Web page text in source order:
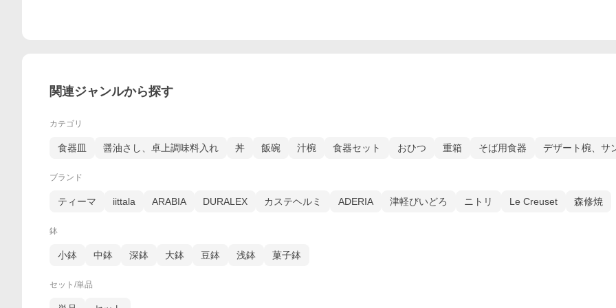
関連ジャンルから探す
カテゴリ
食器皿 醤油さし、卓上調味料入れ 丼 飯碗 汁椀 食器セット おひつ 重箱 そば用食器 デザート椀、サ
ブランド
ティーマ iittala ARABIA DURALEX カステヘルミ ADERIA 津軽びいどろ ニトリ Le Creuset 森修焼
鉢
小鉢 中鉢 深鉢 大鉢 豆鉢 浅鉢 菓子鉢
セット/単品